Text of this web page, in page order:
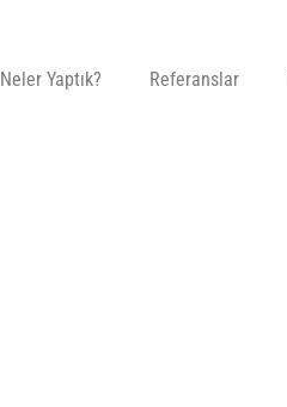
Neler Yaptık? Referanslar